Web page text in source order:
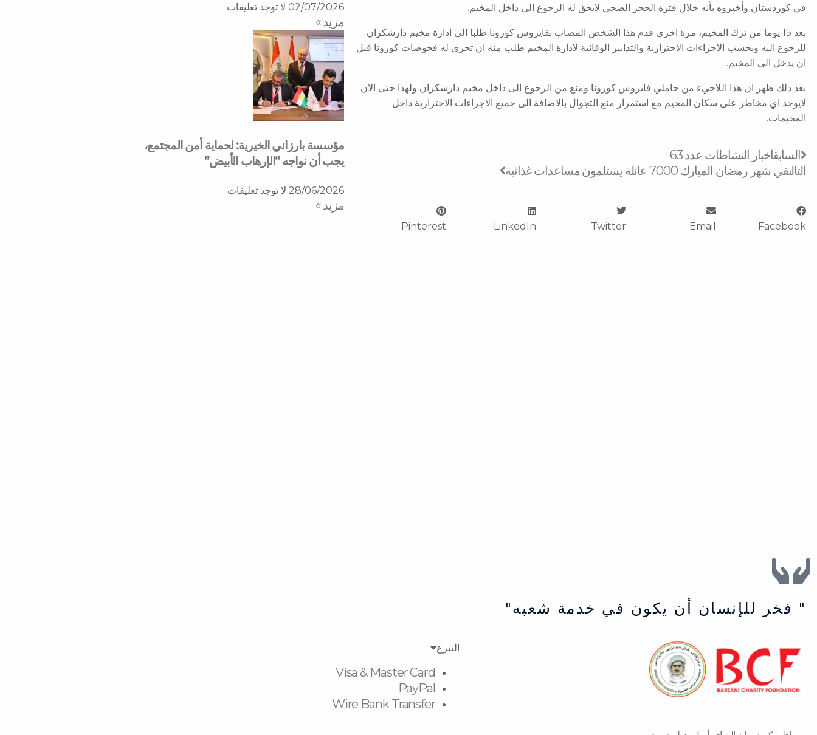
في كوردستان وأخبروه بأنه خلال فترة الحجر الصحي لايحق له الرجوع الى داخل المخيم.
بعد 15 يوما من ترك المخيم، مرة اخرى قدم هذا الشخص المصاب بفايروس كورونا طلبا الى ادارة مخيم دارشكران
للرجوع اليه وبحسب الاجراءات الاحترازية والتدابير الوقائية لادارة المخيم طلب منه ان تجرى له فحوصات كورونا قبل
ان يدخل الى المخيم.
بعد ذلك ظهر ان هذا اللاجيء من حاملي فايروس كورونا ومنع من الرجوع الى داخل مخيم دارشكران ولهذا حتى الان
لايوجد اي مخاطر على سكان المخيم مع استمرار منع التجوال بالاضافة الى جميع الاجراءات الاحترازية داخل
المخيمات.
Prev
السابقاخبار النشاطات عدد 63
التالىفي شهر رمضان المبارك 7000 عائلة يستلمون مساعدات غذائية
Facebook
Email
Twitter
LinkedIn
Pinterest
02/07/2026 لا توجد تعليقات
مزید »
مؤسسة بارزاني الخيرية: لحماية أمن المجتمع،
يجب أن نواجه “الإرهاب الأبيض”
28/06/2026 لا توجد تعليقات
مزید »
" فخر للإنسان أن يكون في خدمة شعبه"
التبرع
Visa & Master Card
PayPal
Wire Bank Transfer